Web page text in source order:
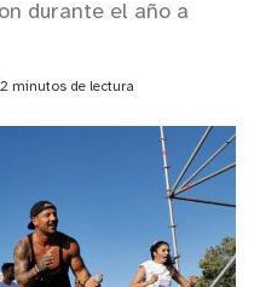
durante el año a
2 minutos de lectura